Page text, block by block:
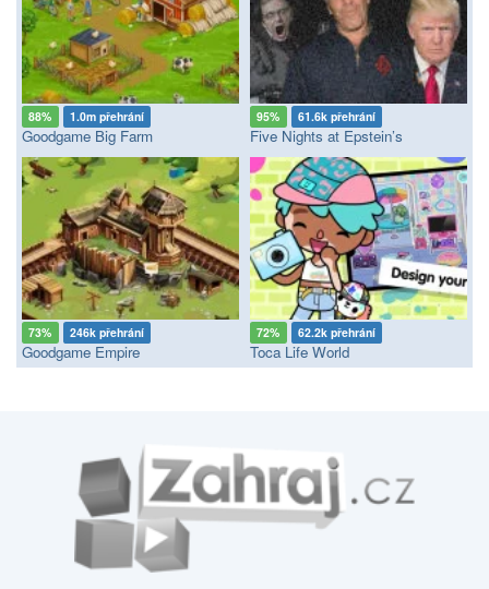
88% 1.0m přehrání
Goodgame Big Farm
95% 61.6k přehrání
Five Nights at Epstein’s
73% 246k přehrání
Goodgame Empire
72% 62.2k přehrání
Toca Life World